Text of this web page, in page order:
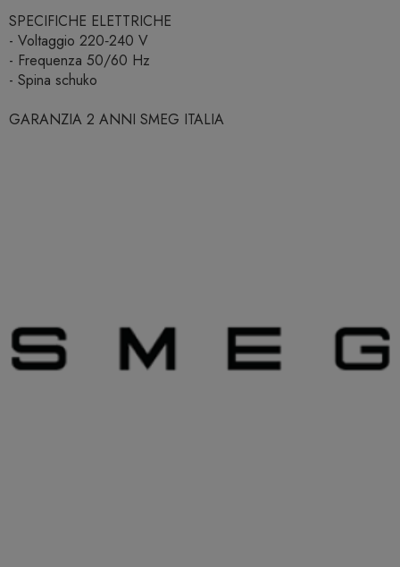
SPECIFICHE ELETTRICHE
- Voltaggio 220‐240 V
- Frequenza 50/60 Hz
- Spina schuko
GARANZIA 2 ANNI SMEG ITALIA